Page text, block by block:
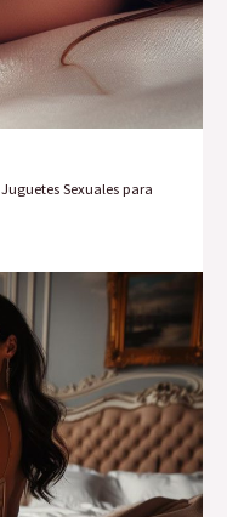
Juguetes Sexuales para